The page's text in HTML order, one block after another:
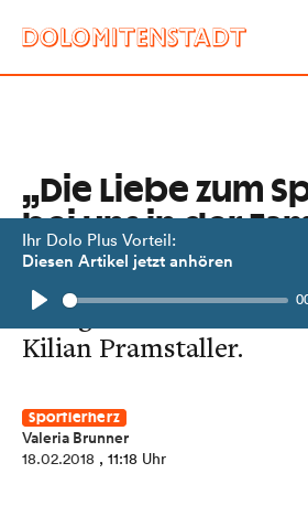
Ihr Dolo Plus Vorteil:
Diesen Artikel jetzt anhören
Play
„Die Liebe zum
bei uns in der
Eine Gondelfahrt mit
erfolgreichstem
Kilian Pramstaller.
Sportlerherz
Valeria Brunner
18.02.2018 , 11:18 Uhr